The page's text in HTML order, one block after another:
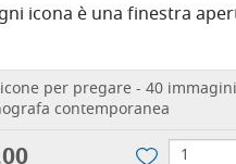
icona è una finestra
per pregare - 40
contemporanea